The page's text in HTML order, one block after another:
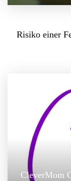
Risiko einer
CleverMom